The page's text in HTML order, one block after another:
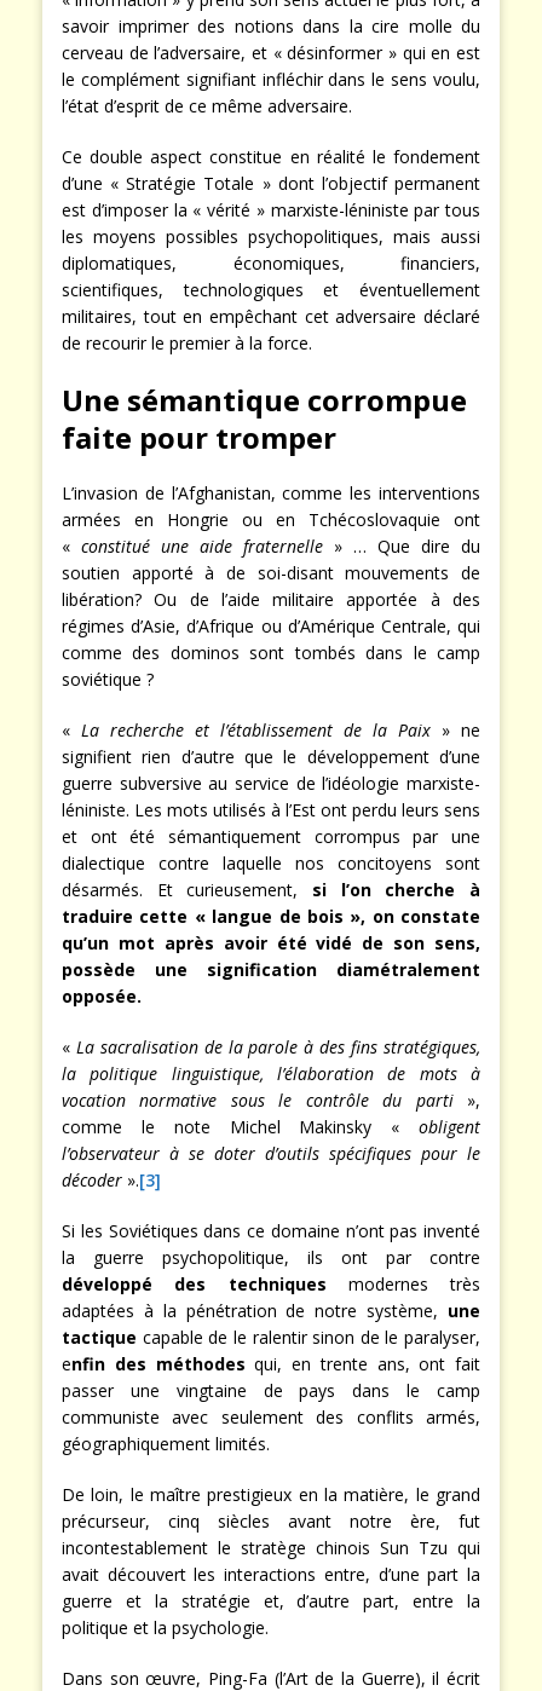
savoir imprimer des notions dans la cire molle du
cerveau de l’adversaire, et « désinformer » qui en est
le complément signifiant infléchir dans le sens voulu,
l’état d’esprit de ce même adversaire.
Ce double aspect constitue en réalité le fondement
d’une « Stratégie Totale » dont l’objectif permanent
est d’imposer la « vérité » marxiste-léniniste par tous
les moyens possibles psychopolitiques, mais aussi
diplomatiques, économiques, financiers,
scientifiques, technologiques et éventuellement
militaires, tout en empêchant cet adversaire déclaré
de recourir le premier à la force.
Une sémantique corrompue
faite pour tromper
L’invasion de l’Afghanistan, comme les interventions
armées en Hongrie ou en Tchécoslovaquie ont
« constitué une aide fraternelle » … Que dire du
soutien apporté à de soi-disant mouvements de
libération? Ou de l’aide militaire apportée à des
régimes d’Asie, d’Afrique ou d’Amérique Centrale, qui
comme des dominos sont tombés dans le camp
soviétique ?
« La recherche et l’établissement de la Paix » ne
signifient rien d’autre que le développement d’une
guerre subversive au service de l’idéologie marxiste-
léniniste. Les mots utilisés à l’Est ont perdu leurs sens
et ont été sémantiquement corrompus par une
dialectique contre laquelle nos concitoyens sont
désarmés. Et curieusement, si l’on cherche à
traduire cette « langue de bois », on constate
qu’un mot après avoir été vidé de son sens,
possède une signification diamétralement
opposée.
« La sacralisation de la parole à des fins stratégiques,
la politique linguistique, l’élaboration de mots à
vocation normative sous le contrôle du parti»,
comme le note Michel Makinsky « obligent
l’observateur à se doter d’outils spécifiques pour le
décoder ».[3]
Si les Soviétiques dans ce domaine n’ont pas inventé
la guerre psychopolitique, ils ont par contre
développé des techniques modernes très
adaptées à la pénétration de notre système, une
tactique capable de le ralentir sinon de le paralyser,
enfin des méthodes qui, en trente ans, ont fait
passer une vingtaine de pays dans le camp
communiste avec seulement des conflits armés,
géographiquement limités.
De loin, le maître prestigieux en la matière, le grand
précurseur, cinq siècles avant notre ère, fut
incontestablement le stratège chinois Sun Tzu qui
avait découvert les interactions entre, d’une part la
guerre et la stratégie et, d’autre part, entre la
politique et la psychologie.
Dans son œuvre, Ping-Fa (l’Art de la Guerre), il écrit